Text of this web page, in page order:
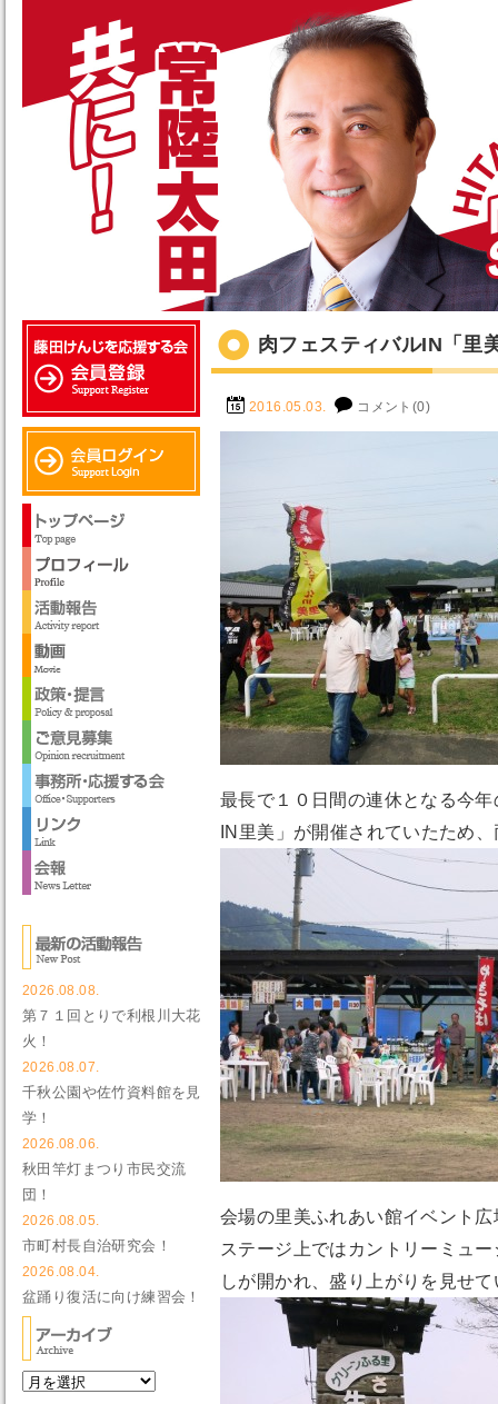
肉フェスティバルIN「里
2016.05.03. コメント(0)
最長で１０日間の連休となる今
IN里美」が開催されていたため
会場の里美ふれあい館イベント
ステージ上ではカントリーミュ
しが開かれ、盛り上がりを見せ
2026.08.08.
第７１回とりで利根川大花
火！
2026.08.07.
千秋公園や佐竹資料館を見
学！
2026.08.06.
秋田竿灯まつり市民交流
団！
2026.08.05.
市町村長自治研究会！
2026.08.04.
盆踊り復活に向け練習会！